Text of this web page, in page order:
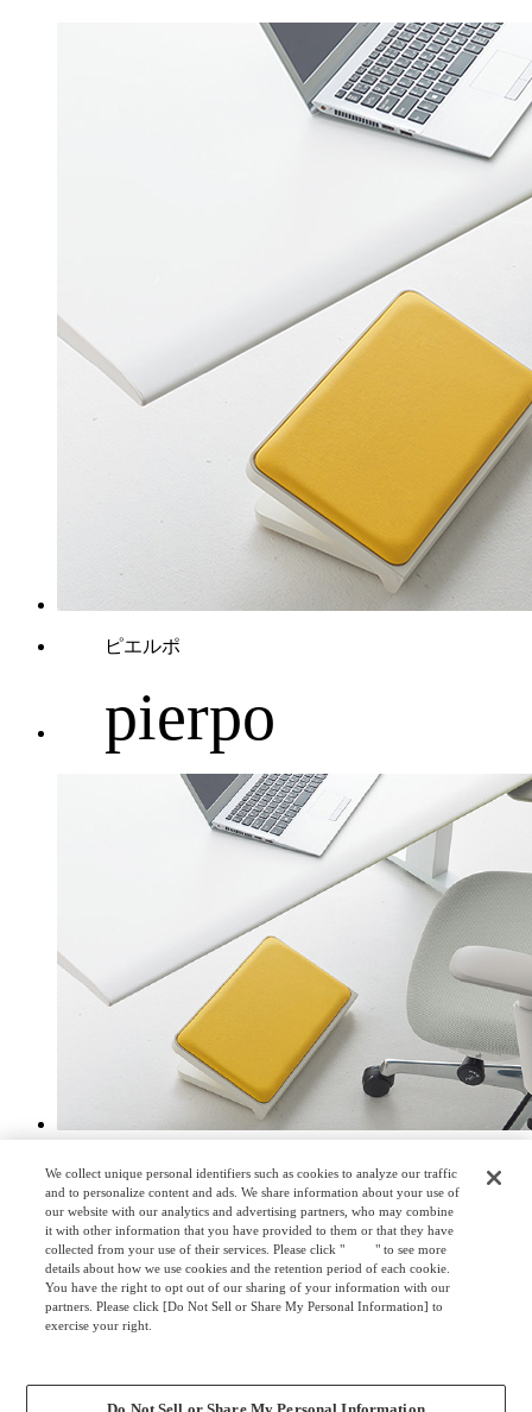
ピエルポ
pierpo
すべて開く
すべて閉じる
取扱説明書
カタログ
取扱説明書・組立説明書
取扱説明書
We collect unique personal identifiers such as cookies to analyze our traffic
and to personalize content and ads. We share information about your use of
our website with our analytics and advertising partners, who may combine
it with other information that you have provided to them or that they have
collected from your use of their services. Please click "
here" to see more
details about how we use cookies and the retention period of each cookie.
You have the right to opt out of our sharing of your information with our
partners. Please click [Do Not Sell or Share My Personal Information] to
exercise your right.